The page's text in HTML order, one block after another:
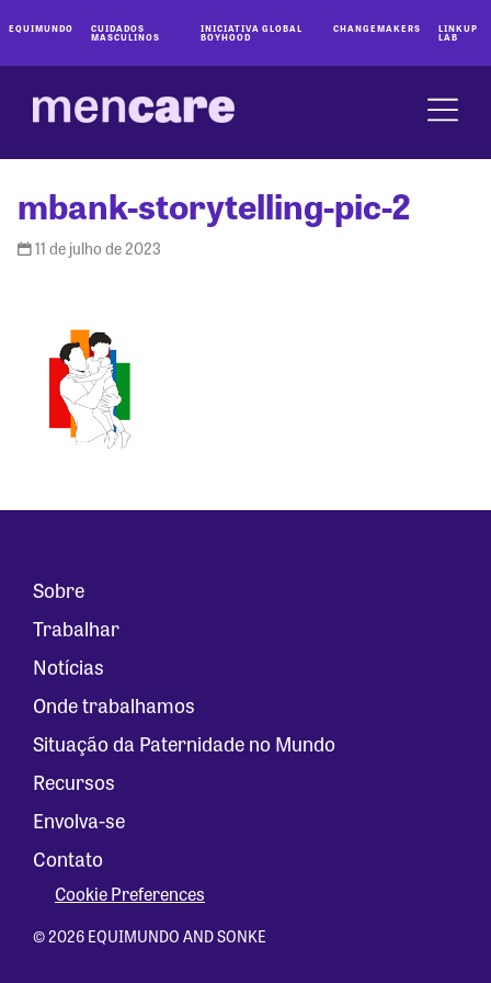
EQUIMUNDO CUIDADOS
MASCULINOS
INICIATIVA GLOBAL
BOYHOOD
CHANGEMAKERS LINKUP
LAB
mbank-storytelling-pic-2
11 de julho de 2023
Sobre
Trabalhar
Notícias
Onde trabalhamos
Situação da Paternidade no Mundo
Recursos
Envolva-se
Contato
Cookie Preferences
© 2026 EQUIMUNDO AND SONKE